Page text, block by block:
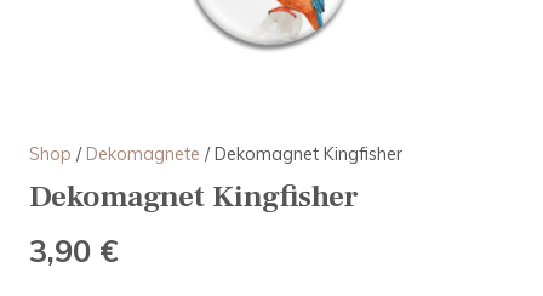
Shop / Dekomagnete / Dekomagnet Kingfisher
Dekomagnet Kingfisher
3,90 €